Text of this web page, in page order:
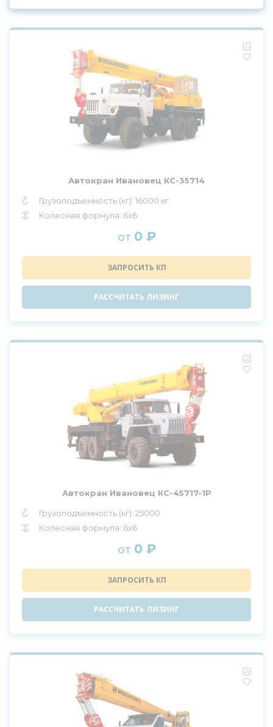
Автокран Ивановец КС-35714
Грузоподъемность (кг): 16000 кг
Колесная формула: 6x6
от 0 ₽
ЗАПРОСИТЬ КП
РАССЧИТАТЬ ЛИЗИНГ
Автокран Ивановец КС-45717-1Р
Грузоподъемность (кг): 25000
Колесная формула: 6x6
от 0 ₽
ЗАПРОСИТЬ КП
РАССЧИТАТЬ ЛИЗИНГ